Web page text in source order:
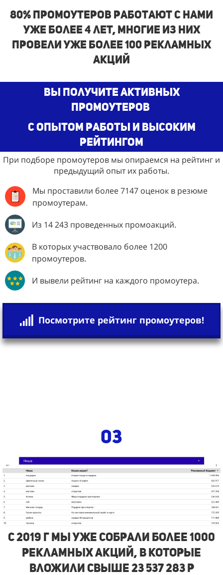
80% промоутеров работают с нами
уже более 4 лет, многие из них
провели уже более 100 рекламных
акций
Вы получите активных
промоутеров
с опытом работы и высоким
рейтингом
При подборе промоутеров мы опираемся на рейтинг и
предыдущий опыт их работы.
Мы проставили более 7147 оценок в резюме
промоутерам.
Из 14 243 проведенных промоакций.
В которых участвовало более 1200
промоутеров.
И вывели рейтинг на каждого промоутера.
Посмотрите рейтинг промоутеров!
03
с 2019 г Мы Уже собрали более 1000
рекламных акций, в которые
вложили свыше 23 537 283 р